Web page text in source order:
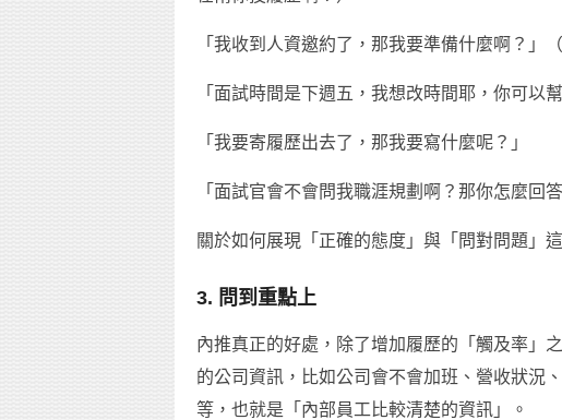
「我收到人資邀約了，那我要準備什麼啊？」
「面試時間是下週五，我想改時間耶，你可以
「我要寄履歷出去了，那我要寫什麼呢？」
「面試官會不會問我職涯規劃啊？那你怎麼回答
關於如何展現「正確的態度」與「問對問題」
3. 問到重點上
內推真正的好處，除了增加履歷的「觸及率」
的公司資訊，比如公司會不會加班、營收狀況
等，也就是「內部員工比較清楚的資訊」。